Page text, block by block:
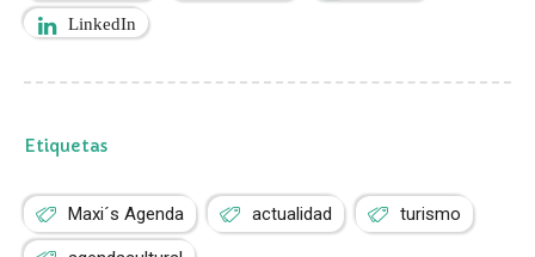
LinkedIn
Etiquetas
Maxi´s Agenda actualidad turismo